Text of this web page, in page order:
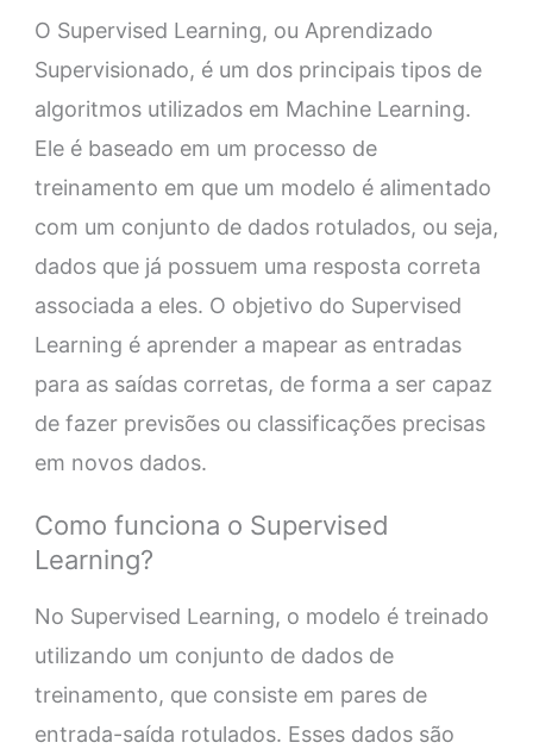
O Supervised Learning, ou Aprendizado
Supervisionado, é um dos principais tipos de
algoritmos utilizados em Machine Learning.
Ele é baseado em um processo de
treinamento em que um modelo é alimentado
com um conjunto de dados rotulados, ou seja,
dados que já possuem uma resposta correta
associada a eles. O objetivo do Supervised
Learning é aprender a mapear as entradas
para as saídas corretas, de forma a ser capaz
de fazer previsões ou classificações precisas
em novos dados.
Como funciona o Supervised
Learning?
No Supervised Learning, o modelo é treinado
utilizando um conjunto de dados de
treinamento, que consiste em pares de
entrada-saída rotulados. Esses dados são